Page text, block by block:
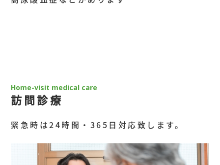
Home-visit medical care
訪問診療
緊急時は24時間・365日対応致します。